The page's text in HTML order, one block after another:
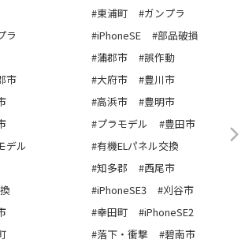
ラ
市
デル
#東浦町
#ガンプラ
#iPhoneSE
#部品破損
#蒲郡市
#誤作動
#大府市
#豊川市
#高浜市
#豊明市
#プラモデル
#豊田市
#有機ELパネル交換
#知多郡
#西尾市
#iPhoneSE3
#刈谷市
#幸田町
#iPhoneSE2
#落下・衝撃
#碧南市